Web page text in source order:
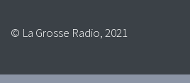
© La Grosse Radio, 2021